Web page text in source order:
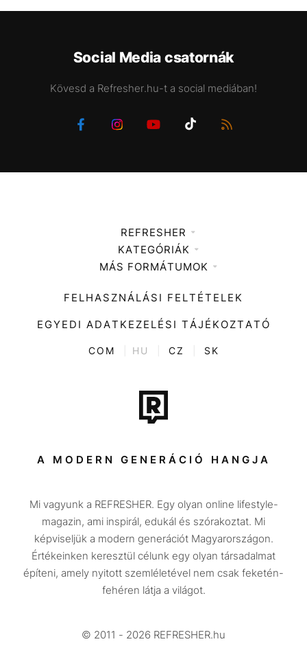
Social Media csatornák
Kövesd a Refresher.hu-t a social mediában!
REFRESHER
Médiaajánlat
KATEGÓRIÁK
Zene
Divat
Kultúra
ENTR
Tech-Tudomány
Sport
Társadalom
Utazás
Életmód
Design
Beszélgetések
Videó
MÁS FORMÁTUMOK
FELHASZNÁLÁSI FELTÉTELEK
EGYEDI ADATKEZELÉSI TÁJÉKOZTATÓ
COM HU CZ SK
A MODERN GENERÁCIÓ HANGJA
Mi vagyunk a REFRESHER. Egy olyan online lifestyle-
magazin, ami inspirál, edukál és szórakoztat. Mi
képviseljük a modern generációt Magyarországon.
Értékeinken keresztül célunk egy olyan társadalmat
építeni, amely nyitott szemléletével nem csak feketén-
fehéren látja a világot.
© 2011 - 2026 REFRESHER.hu